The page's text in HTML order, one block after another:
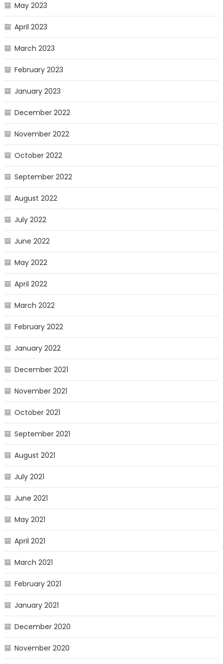
May 2023
April 2023
March 2023
February 2023
January 2023
December 2022
November 2022
October 2022
September 2022
August 2022
July 2022
June 2022
May 2022
April 2022
March 2022
February 2022
January 2022
December 2021
November 2021
October 2021
September 2021
August 2021
July 2021
June 2021
May 2021
April 2021
March 2021
February 2021
January 2021
December 2020
November 2020